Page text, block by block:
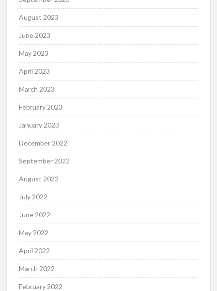
August 2023
June 2023
May 2023
April 2023
March 2023
February 2023
January 2023
December 2022
September 2022
August 2022
July 2022
June 2022
May 2022
April 2022
March 2022
February 2022